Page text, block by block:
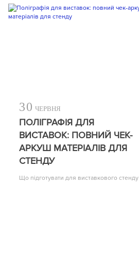
30 ЧЕРВНЯ
ПОЛІГРАФІЯ ДЛЯ
ВИСТАВОК: ПОВНИЙ ЧЕК-
АРКУШ МАТЕРІАЛІВ ДЛЯ
СТЕНДУ
Що підготувати для виставкового стенду